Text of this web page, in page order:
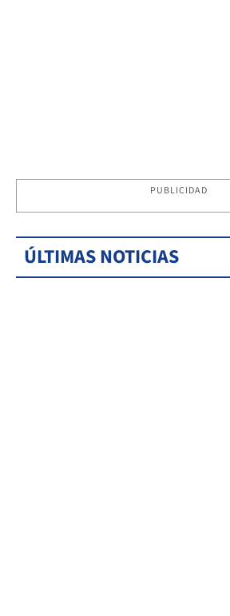
PUBLICIDAD
ÚLTIMAS NOTICIAS